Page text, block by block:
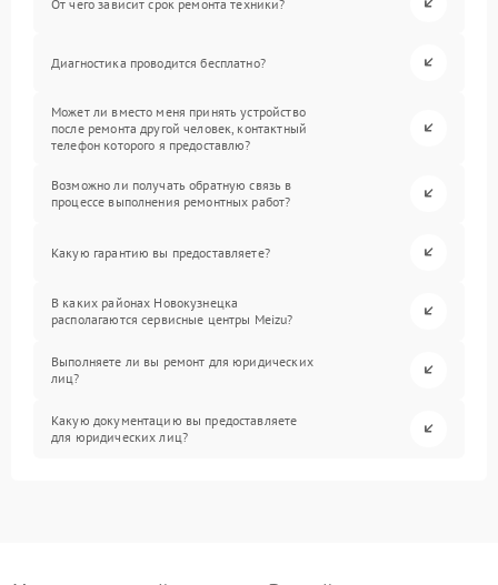
От чего зависит срок ремонта техники?
Диагностика проводится бесплатно?
Может ли вместо меня принять устройство
после ремонта другой человек, контактный
телефон которого я предоставлю?
Возможно ли получать обратную связь в
процессе выполнения ремонтных работ?
Какую гарантию вы предоставляете?
В каких районах Новокузнецка
располагаются сервисные центры Meizu?
Выполняете ли вы ремонт для юридических
лиц?
Какую документацию вы предоставляете
для юридических лиц?